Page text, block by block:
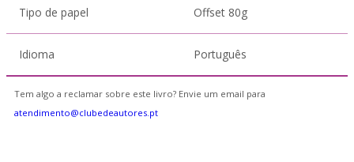
Tipo de papel Offset 80g
Idioma Português
Tem algo a reclamar sobre este livro? Envie um email para
atendimento@clubedeautores.pt